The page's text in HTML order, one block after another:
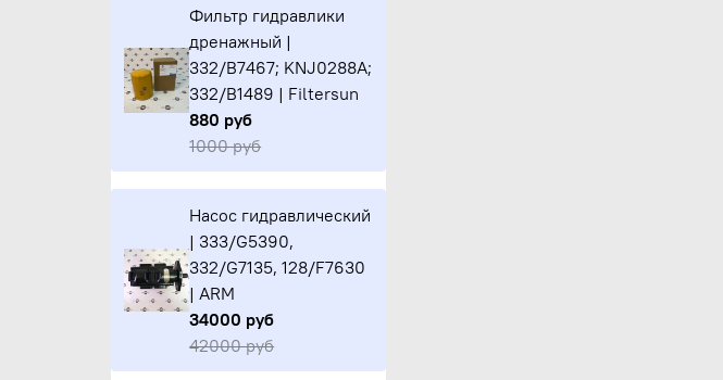
Фильтр гидравлики
дренажный |
332/B7467; KNJ0288A;
332/B1489 | Filtersun
880 руб
1000 руб
Насос гидравлический
| 333/G5390,
332/G7135, 128/F7630
| ARM
34000 руб
42000 руб